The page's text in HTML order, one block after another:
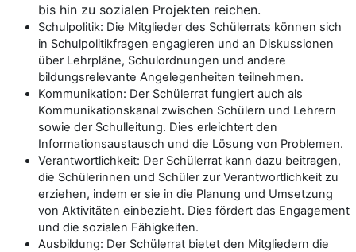
bis hin zu sozialen Projekten reichen.
Schulpolitik: Die Mitglieder des Schülerrats können sich
in Schulpolitikfragen engagieren und an Diskussionen
über Lehrpläne, Schulordnungen und andere
bildungsrelevante Angelegenheiten teilnehmen.
Kommunikation: Der Schülerrat fungiert auch als
Kommunikationskanal zwischen Schülern und Lehrern
sowie der Schulleitung. Dies erleichtert den
Informationsaustausch und die Lösung von Problemen.
Verantwortlichkeit: Der Schülerrat kann dazu beitragen,
die Schülerinnen und Schüler zur Verantwortlichkeit zu
erziehen, indem er sie in die Planung und Umsetzung
von Aktivitäten einbezieht. Dies fördert das Engagement
und die sozialen Fähigkeiten.
Ausbildung: Der Schülerrat bietet den Mitgliedern die